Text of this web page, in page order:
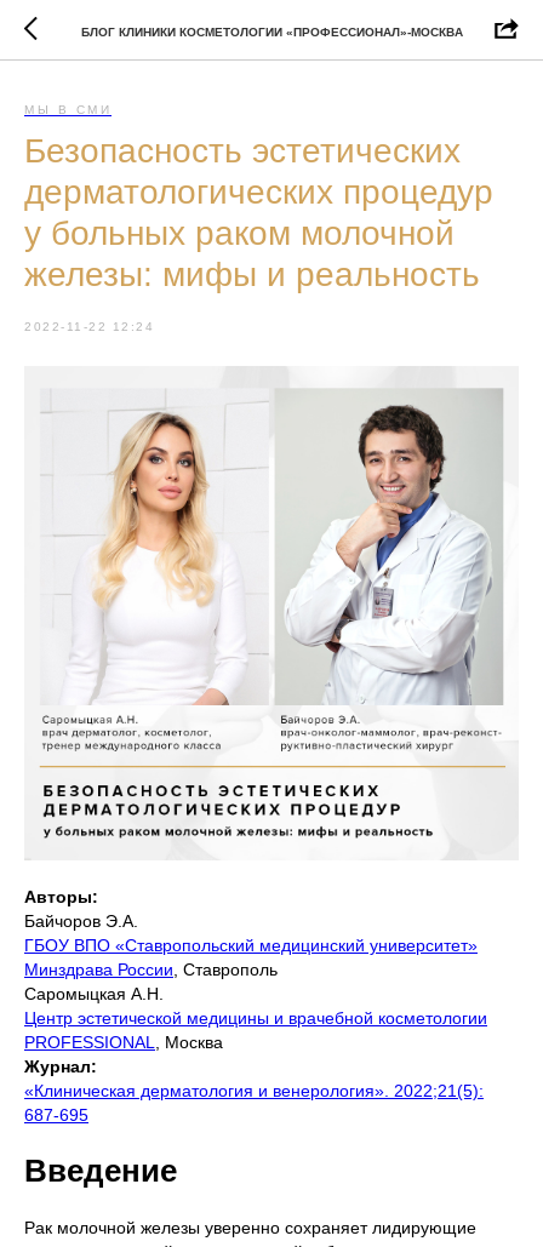
БЛОГ КЛИНИКИ КОСМЕТОЛОГИИ «ПРОФЕССИОНАЛ»-МОСКВА
МЫ В СМИ
Безопасность эстетических
дерматологических процедур
у больных раком молочной
железы: мифы и реальность
2022-11-22 12:24
Авторы:
Байчоров Э.А.
ГБОУ ВПО «Ставропольский медицинский университет»
Минздрава России , Ставрополь
Саромыцкая А.Н.
Центр эстетической медицины и врачебной косметологии
PROFESSIONAL
, Москва
Журнал:
«Клиническая дерматология и венерология». 2022;21(5):
687‑695
Введение
Рак молочной железы уверенно сохраняет лидирующие